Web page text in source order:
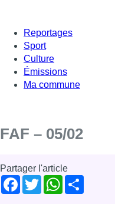
Reportages
Sport
Culture
Émissions
Ma commune
FAF – 05/02
Partager l'article
Facebook
TwitterWhatsApp